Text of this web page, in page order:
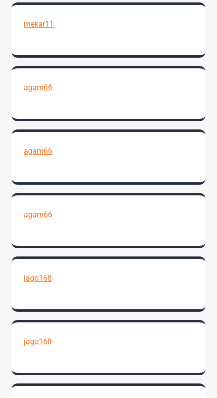
mekar11
agam66
agam66
agam66
jago168
jago168